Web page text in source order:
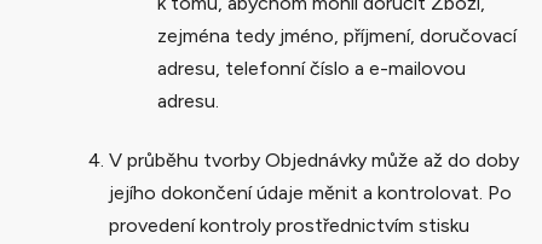
zejména tedy jméno, příjmení, doručovací
adresu, telefonní číslo a e-mailovou
adresu.
V průběhu tvorby Objednávky může až do doby
jejího dokončení údaje měnit a kontrolovat. Po
provedení kontroly prostřednictvím stisku